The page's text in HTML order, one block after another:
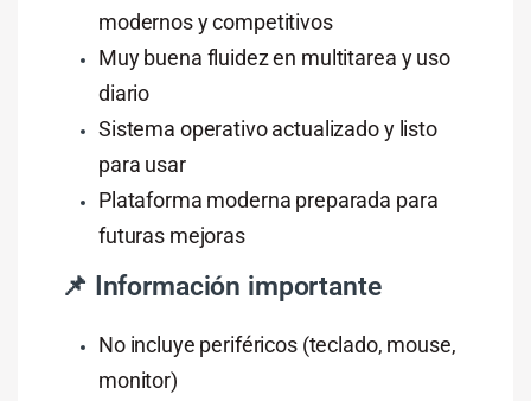
modernos y competitivos
Muy buena fluidez en multitarea y uso
diario
Sistema operativo actualizado y listo
para usar
Plataforma moderna preparada para
futuras mejoras
📌 Información importante
No incluye periféricos (teclado, mouse,
monitor)